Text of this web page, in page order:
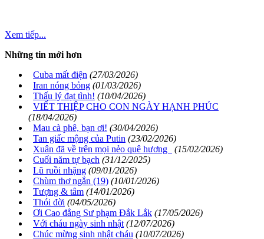
Xem tiếp...
Những tin mới hơn
Cuba mất điện (27/03/2026)
Iran nóng bỏng (01/03/2026)
Thấu lý đạt tình! (10/04/2026)
VIẾT THIỆP CHO CON NGÀY HẠNH PHÚC
(18/04/2026)
Mau cà phê, bạn ơi! (30/04/2026)
Tan giấc mộng của Putin (23/02/2026)
Xuân đã về trên mọi nẻo quê hương
(15/02/2026)
Cuối năm tự bạch (31/12/2025)
Lũ ruồi nhặng (09/01/2026)
Chùm thơ ngắn (19) (10/01/2026)
Tượng & tâm (14/01/2026)
Thói đời (04/05/2026)
Ơi Cao đẳng Sư phạm Đắk Lắk (17/05/2026)
Với cháu ngày sinh nhật (12/07/2026)
Chúc mừng sinh nhật cháu (10/07/2026)